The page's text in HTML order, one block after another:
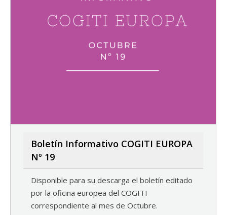
Boletín Informativo COGITI EUROPA
Nº 19
Disponible para su descarga el boletín editado
por la oficina europea del COGITI
correspondiente al mes de Octubre.